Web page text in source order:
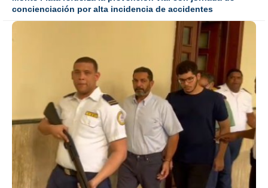
concienciación por alta incidencia de accidentes